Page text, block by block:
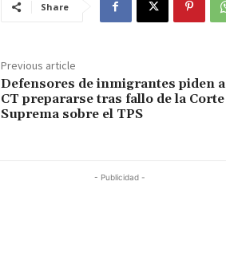
Share
Previous article
Defensores de inmigrantes piden a
CT prepararse tras fallo de la Corte
Suprema sobre el TPS
- Publicidad -